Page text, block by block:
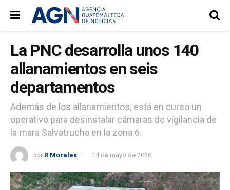
La PNC desarrolla unos 140
allanamientos en seis
departamentos
Además de los allanamientos, está en curso un
operativo para desinstalar cámaras de vigilancia de
la mara Salvatrucha en la zona 6.
por R Morales 14 de mayo de 2026